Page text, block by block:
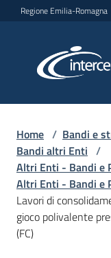
Vai al contenuto
Vai alla navigazione
Vai al footer
Regione Emilia-Romagna
L'Agenzia
Home / Bandi e
Bandi altri Enti /
Altri Enti - Bandi e
Altri Enti - Bandi e
Lavori di
gioco polivalente
(FC)